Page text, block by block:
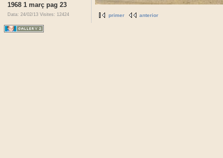
1968 1 març pag 23
Data: 24/02/13 Visites: 12424 primer anterior